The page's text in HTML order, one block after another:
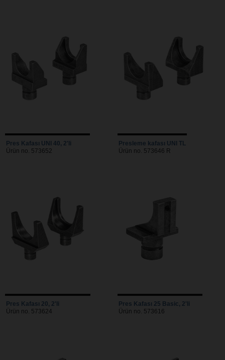
Pres Kafası UNI 40, 2'li
Ürün no. 573652
Presleme kafası UNI TL
Ürün no. 573646 R
Pres Kafası 20, 2'li
Ürün no. 573624
Pres Kafası 25 Basic, 2'li
Ürün no. 573616